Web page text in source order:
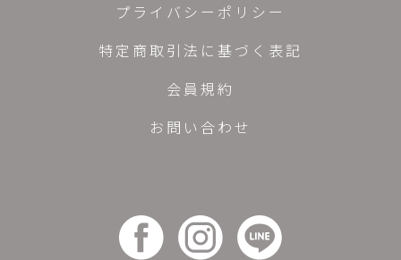
プライバシーポリシー
特定商取引法に基づく表記
会員規約
お問い合わせ